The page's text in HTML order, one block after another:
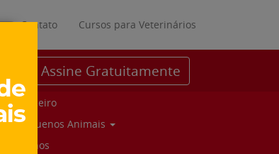
Contato Cursos para Veterinários
Assine Gratuitamente
Parceiro
Pequenos Animais
Suinos